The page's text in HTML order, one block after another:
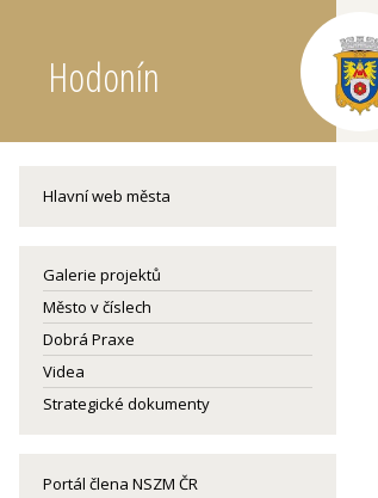
Hodonín
Hlavní web města
Galerie projektů
Město v číslech
Dobrá Praxe
Videa
Strategické dokumenty
Portál člena NSZM ČR